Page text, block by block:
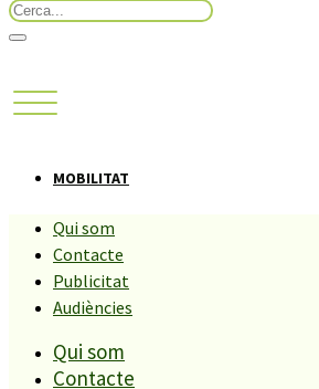
Qui som
Contacte
Publicitat
Audiències
Qui som
Contacte
MOBILITAT
La zona verda de
multarà fins la
Compartiu aquesta història